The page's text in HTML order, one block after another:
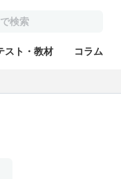
スト・教材 コラム